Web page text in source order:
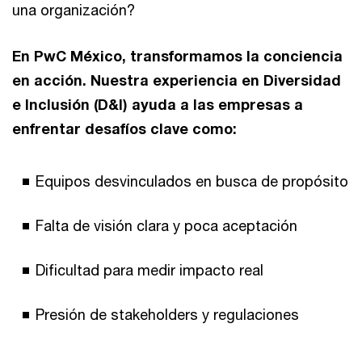
una organización?
En PwC México, transformamos la conciencia
en acción. Nuestra experiencia en Diversidad
e Inclusión (D&I) ayuda a las empresas a
enfrentar desafíos clave como:
Equipos desvinculados en busca de propósito
Falta de visión clara y poca aceptación
Dificultad para medir impacto real
Presión de stakeholders y regulaciones